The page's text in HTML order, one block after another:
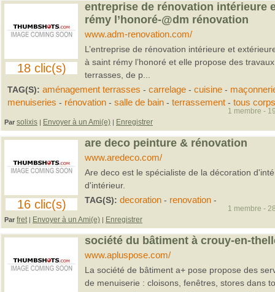
18 clic(s)
entreprise de rénovation intérieure
rémy l’honoré-@dm rénovation
www.adm-renovation.com/
L’entreprise de rénovation intérieure et
à saint rémy l’honoré et elle propose des
terrasses, de p...
TAG(S): aménagement terrasses - carrelage - cuisine -
menuiseries - rénovation - salle de bain - terrassement - tous
Par solixis | Envoyer à un Ami(e) | Enregistrer
1 membre -
16 clic(s)
are deco peinture & rénovation
www.aredeco.com/
Are deco est le spécialiste de la décoration
d'intérieur.
TAG(S): decoration- renovation-
Par fret | Envoyer à un Ami(e) | Enregistrer
1 membre -
société du bâtiment à crouy-en-
www.apluspose.com/
La société de bâtiment a+ pose propose des
de menuiserie : cloisons, fenêtres, stores dans